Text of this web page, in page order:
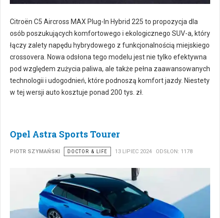
Citroën C5 Aircross MAX Plug-In Hybrid 225 to propozycja dla
osób poszukujących komfortowego i ekologicznego SUV-a, który
łączy zalety napędu hybrydowego z funkcjonalnością miejskiego
crossovera. Nowa odsłona tego modelu jest nie tylko efektywna
pod względem zużycia paliwa, ale także pełna zaawansowanych
technologii i udogodnień, które podnoszą komfort jazdy. Niestety
w tej wersji auto kosztuje ponad 200 tys. zł.
Opel Astra Sports Tourer
PIOTR SZYMAŃSKI DOCTOR & LIFE 13 LIPIEC 2024 ODSŁON: 1178